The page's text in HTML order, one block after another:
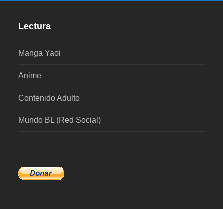
Lectura
Manga Yaoi
Anime
Contenido Adulto
Mundo BL (Red Social)